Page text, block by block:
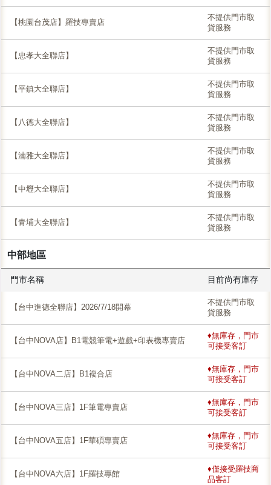
【桃園台茂店】羅技專賣店
不提供門市取
貨服務
【忠孝大全聯店】
不提供門市取
貨服務
【平鎮大全聯店】
不提供門市取
貨服務
【八德大全聯店】
不提供門市取
貨服務
【湳雅大全聯店】
不提供門市取
貨服務
【中壢大全聯店】
不提供門市取
貨服務
【青埔大全聯店】
不提供門市取
貨服務
中部地區
門市名稱 目前尚有庫存
【台中進德全聯店】2026/7/18開幕
不提供門市取
貨服務
【台中NOVA店】B1電競筆電+遊戲+印表機專賣店
♦無庫存，門市
可接受客訂
【台中NOVA二店】B1複合店
♦無庫存，門市
可接受客訂
【台中NOVA三店】1F筆電專賣店
♦無庫存，門市
可接受客訂
【台中NOVA五店】1F華碩專賣店
♦無庫存，門市
可接受客訂
【台中NOVA六店】1F羅技專館
♦僅接受羅技商
品客訂